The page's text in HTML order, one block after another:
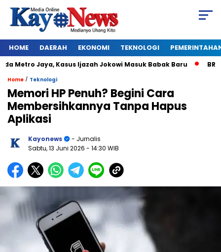
HOME DAERAH EKONOMI TEKNOLOGI
Jaya, Kasus Ijazah Jokowi Masuk Babak Baru
Home / Teknologi
Memori HP Penuh? Begini Cara
Membersihkannya Tanpa Hapus
Aplikasi
Kayonews
- Jurnalis
Sabtu, 13 Juni 2026 - 14:30 WIB